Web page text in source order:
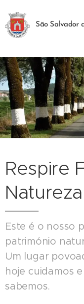
São Salvador
Respire
Este é o nosso
património
Um lugar
hoje cuidamos
sabemos.